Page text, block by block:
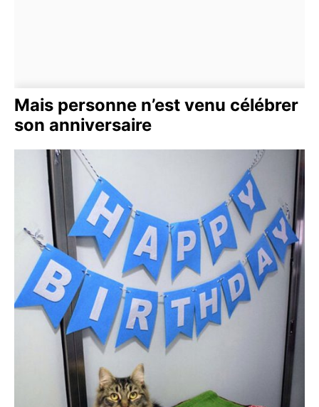
Mais personne n’est venu célébrer
son anniversaire